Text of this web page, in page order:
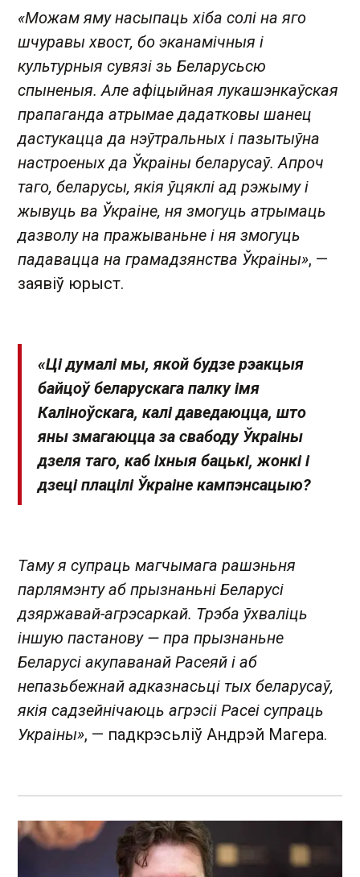
«Можам яму насыпаць хіба солі на яго
шчуравы хвост, бо эканамічныя і
культурныя сувязі зь Беларусьсю
спыненыя. Але афіцыйная лукашэнкаўская
прапаганда атрымае дадатковы шанец
дастукацца да нэўтральных і пазытыўна
настроеных да Ўкраіны беларусаў. Апроч
таго, беларусы, якія ўцяклі ад рэжыму і
жывуць ва Ўкраіне, ня змогуць атрымаць
дазволу на пражываньне і ня змогуць
падавацца на грамадзянства Ўкраіны», —
заявіў юрыст.
«Ці думалі мы, якой будзе рэакцыя
байцоў беларускага палку імя
Каліноўскага, калі даведаюцца, што
яны змагаюцца за свабоду Ўкраіны
дзеля таго, каб іхныя бацькі, жонкі і
дзеці плацілі Ўкраіне кампэнсацыю?
Таму я супраць магчымага рашэньня
парлямэнту аб прызнаньні Беларусі
дзяржавай-агрэсаркай. Трэба ўхваліць
іншую пастанову — пра прызнаньне
Беларусі акупаванай Расеяй і аб
непазьбежнай адказнасьці тых беларусаў,
якія садзейнічаюць агрэсіі Расеі супраць
Украіны», — падкрэсьліў Андрэй Магера.